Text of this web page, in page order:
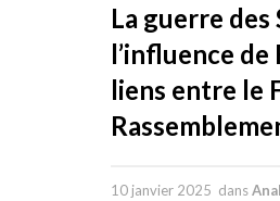
La guerre
l’influence
liens entre le
10 janvier 2025 dans